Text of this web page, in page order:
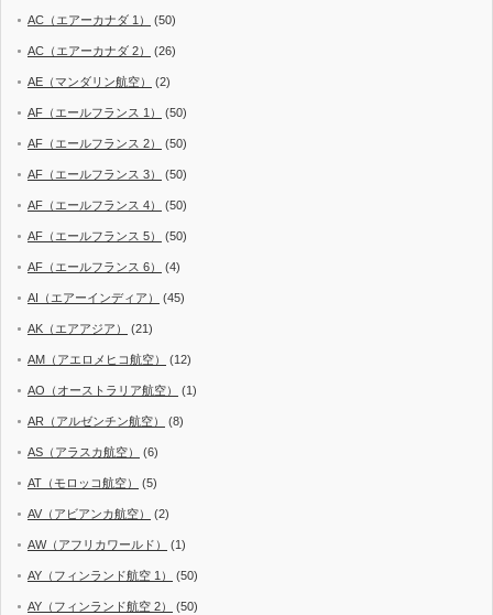
AC（エアーカナダ 1） (50)
AC（エアーカナダ 2） (26)
AE（マンダリン航空） (2)
AF（エールフランス 1） (50)
AF（エールフランス 2） (50)
AF（エールフランス 3） (50)
AF（エールフランス 4） (50)
AF（エールフランス 5） (50)
AF（エールフランス 6） (4)
AI（エアーインディア） (45)
AK（エアアジア） (21)
AM（アエロメヒコ航空） (12)
AO（オーストラリア航空） (1)
AR（アルゼンチン航空） (8)
AS（アラスカ航空） (6)
AT（モロッコ航空） (5)
AV（アビアンカ航空） (2)
AW（アフリカワールド） (1)
AY（フィンランド航空 1） (50)
AY（フィンランド航空 2） (50)